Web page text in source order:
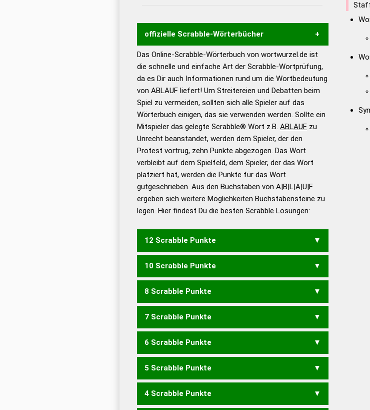
offizielle Scrabble-Wörterbücher
Wortwurzel liefert mit Hilfe eines semantischen
Wortanalyse-Algorithmus gute Anhaltspunkte zu
Wortbedeutung, Worttrennung und Wortform, um die
Gültigkeit eines Wortes für das Scrabble-Spiel zu
bestimmen! zugelassene Turnier Scrabble-
Wörterbücher sind:
Duden – Standardwerk in 12
Bänden
Duden – Richtiges und gutes
Deutsch
Duden – Die deutsche Grammatik
Duden – Deutsches
Universalwörterbuch
Das Online-Scrabble-Wörterbuch von wortwurzel.de ist
die schnelle und einfache Art der Scrabble-Wortprüfung,
da es Dir auch Informationen rund um die Wortbedeutung
von ABLAUF liefert! Um Streitereien und Debatten beim
Spiel zu vermeiden, sollten sich alle Spieler auf das
Wörterbuch einigen, das sie verwenden werden. Sollte ein
Mitspieler das gelegte Scrabble® Wort z.B. ABLAUFzu
Unrecht beanstandet, werden dem Spieler, der den
Protest vortrug, zehn Punkte abgezogen. Das Wort
verbleibt auf dem Spielfeld, dem Spieler, der das Wort
platziert hat, werden die Punkte für das Wort
gutgeschrieben. Aus den Buchstaben von A|B|L|A|U|F
ergeben sich weitere Möglichkeiten Buchstabensteine zu
legen. Hier findest Du die besten Scrabble Lösungen:
12 Scrabble Punkte
ABFAUL
10 Scrabble Punkte
FALB FLAB
8 Scrabble Punkte
ALFA FAUL FLAU
7 Scrabble Punkte
ALF FLA ULF ALBA LAUB
6 Scrabble Punkte
ALB LAB
5 Scrabble Punkte
ABA BAU AULA
4 Scrabble Punkte